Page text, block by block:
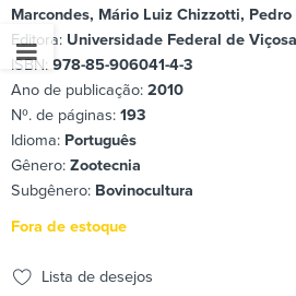
Marcondes, Mário Luiz Chizzotti, Pedro
Editora: Universidade Federal de Viçosa
ISBN: 978-85-906041-4-3
Ano de publicação: 2010
Nº. de páginas: 193
Idioma: Português
Gênero: Zootecnia
Subgênero: Bovinocultura
Fora de estoque
Lista de desejos